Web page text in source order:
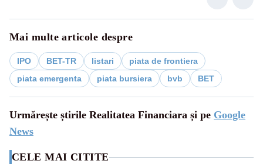
Mai multe articole despre
IPO BET-TR listari
piata de frontiera
piata emergenta
piata bursiera bvb BET
Urmărește știrile Realitatea Financiara și pe Google
News
CELE MAI CITITE